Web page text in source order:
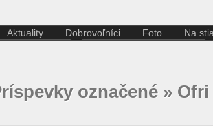
SPOTs
Aktuality
Slovensko
Dobrovoľníci Foto Na
označené » Ofri